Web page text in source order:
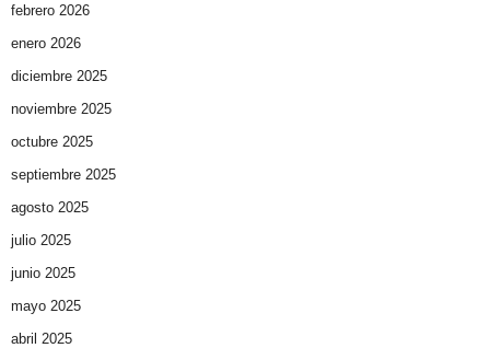
febrero 2026
enero 2026
diciembre 2025
noviembre 2025
octubre 2025
septiembre 2025
agosto 2025
julio 2025
junio 2025
mayo 2025
abril 2025